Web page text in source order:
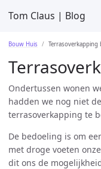
Tom Claus | Blog
Bouw Huis Terrasoverkapping
Ondertussen wonen
hadden we nog niet
terrasoverkapping te
De bedoeling is om
met droge voeten
dit ons de